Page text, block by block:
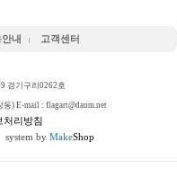
안내 고객센터
경기구리0262호
) E-mail : flagart@daum.net
처리방침
system by MakeShop